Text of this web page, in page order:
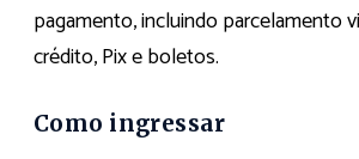
pagamento, incluindo parcelamento
crédito, Pix e boletos.
Como ingressar